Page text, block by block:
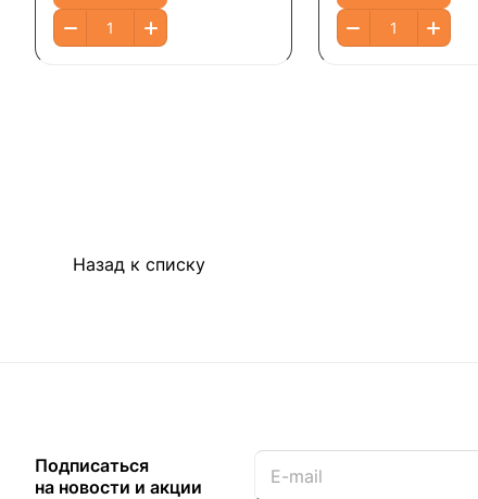
Назад к списку
Подписаться
на новости и акции